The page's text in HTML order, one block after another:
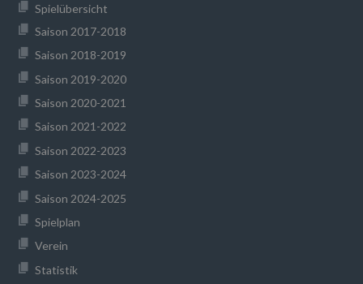
Spielübersicht
Saison 2017-2018
Saison 2018-2019
Saison 2019-2020
Saison 2020-2021
Saison 2021-2022
Saison 2022-2023
Saison 2023-2024
Saison 2024-2025
Spielplan
Verein
Statistik